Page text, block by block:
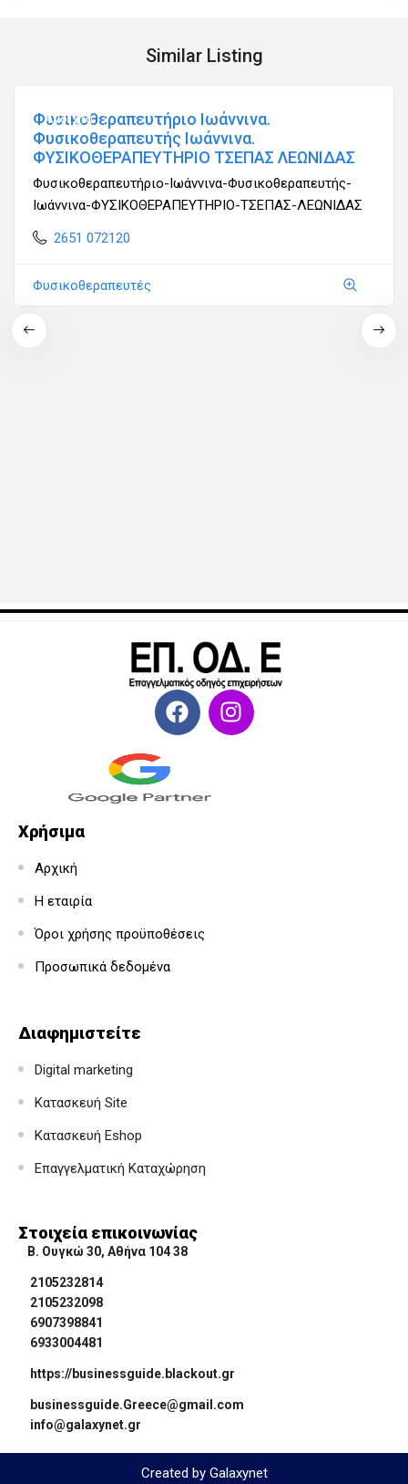
Similar Listing
Ανοιχτά
Φυσικοθεραπευτήριο Ιωάννινα.
Φυσικοθεραπευτής Ιωάννινα.
ΦΥΣΙΚΟΘΕΡΑΠΕΥΤΗΡΙΟ ΤΣΕΠΑΣ ΛΕΩΝΙΔΑΣ
Φυσικοθεραπευτήριο-Ιωάννινα-Φυσικοθεραπευτής-
Ιωάννινα-ΦΥΣΙΚΟΘΕΡΑΠΕΥΤΗΡΙΟ-ΤΣΕΠΑΣ-ΛΕΩΝΙΔΑΣ
2651 072120
Φυσικοθεραπευτές
Χρήσιμα
Αρχική
Η εταιρία
Όροι χρήσης προϋποθέσεις
Προσωπικά δεδομένα
Διαφημιστείτε
Digital marketing
Κατασκευή Site
Κατασκευή Eshop
Επαγγελματική Καταχώρηση
Στοιχεία επικοινωνίας
Β. Ουγκώ 30, Αθήνα 104 38
2105232814
2105232098
6907398841
6933004481
https://businessguide.blackout.gr
businessguide.Greece@gmail.com
info@galaxynet.gr
Created by Galaxynet